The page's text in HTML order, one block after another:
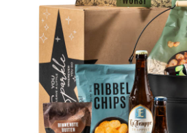
Showroom
Over Kerst & Kado